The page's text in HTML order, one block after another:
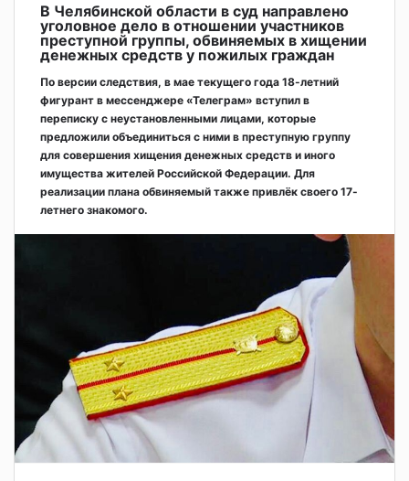
В Челябинской области в суд направлено
уголовное дело в отношении участников
преступной группы, обвиняемых в хищении
денежных средств у пожилых граждан
По версии следствия, в мае текущего года 18-летний
фигурант в мессенджере «Телеграм» вступил в
переписку с неустановленными лицами, которые
предложили объединиться с ними в преступную группу
для совершения хищения денежных средств и иного
имущества жителей Российской Федерации. Для
реализации плана обвиняемый также привлёк своего 17-
летнего знакомого.